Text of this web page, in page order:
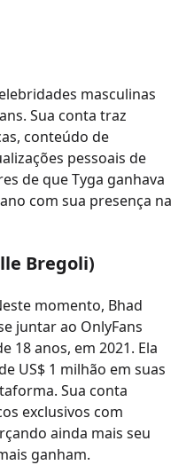
masculinas
Sua conta traz
conteúdo de
pessoais de
de que Tyga ganhava
com sua presença na
Bregoli)
momento, Bhad
juntar ao OnlyFans
18 anos, em 2021. Ela
US$ 1 milhão em suas
Sua conta
exclusivos com
ainda mais seu
ganham.